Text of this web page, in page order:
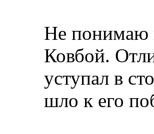
Не понимаю
Ковбой.
уступал в
шло к его